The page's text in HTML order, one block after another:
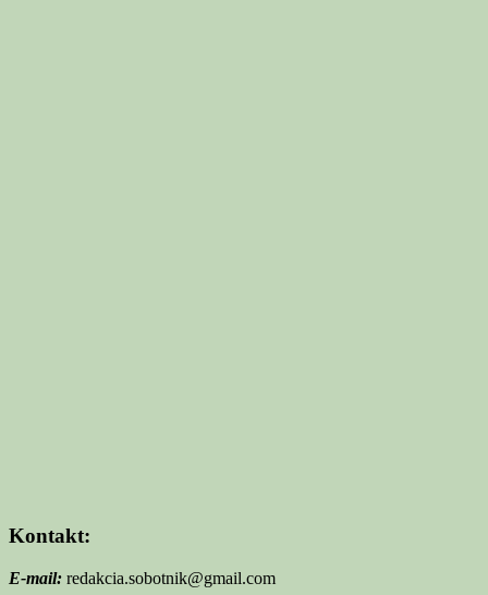
Kontakt:
E-mail: redakcia.sobotnik@gmail.com